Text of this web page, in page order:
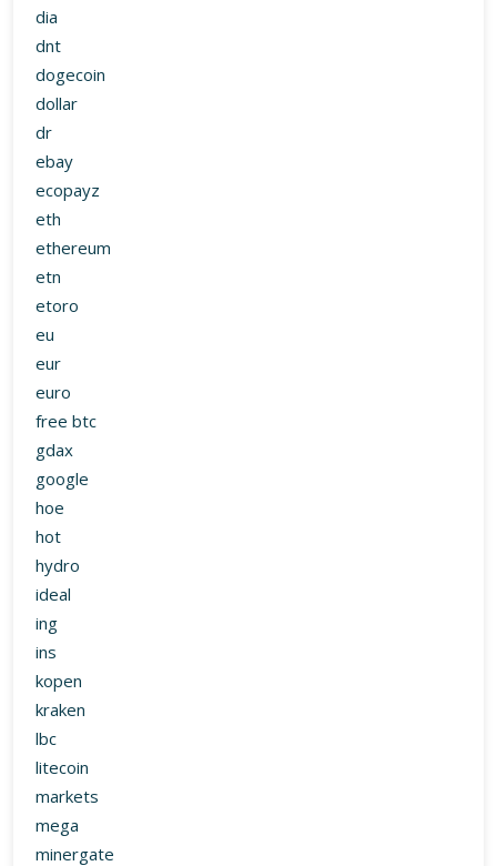
dr
ebay
ecopayz
eth
ethereum
etn
etoro
eu
eur
euro
free btc
gdax
google
hoe
hot
hydro
ideal
ing
ins
kopen
kraken
lbc
litecoin
markets
mega
minergate
monero
myetherwallet
nasdaq
nem